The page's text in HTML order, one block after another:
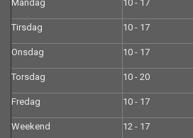
Mandag 10 - 17
Tirsdag 10 - 17
Onsdag 10 - 17
Torsdag 10 - 20
Fredag 10 - 17
Weekend 12 - 17